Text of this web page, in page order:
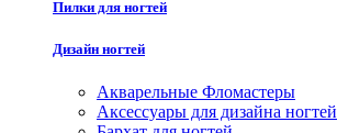
Пилки для ногтей
Дизайн ногтей
Акварельные Фломастеры
Аксессуары для дизайна ногтей